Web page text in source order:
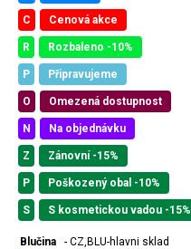
C Cenová akce
R Rozbaleno -10%
P Připravujeme
O Omezená dostupnost
N Na objednávku
Z Zánovní -15%
P Poškozený obal -10%
S S kosmetickou vadou -15%
Blučina
- CZ,BLU-hlavni sklad